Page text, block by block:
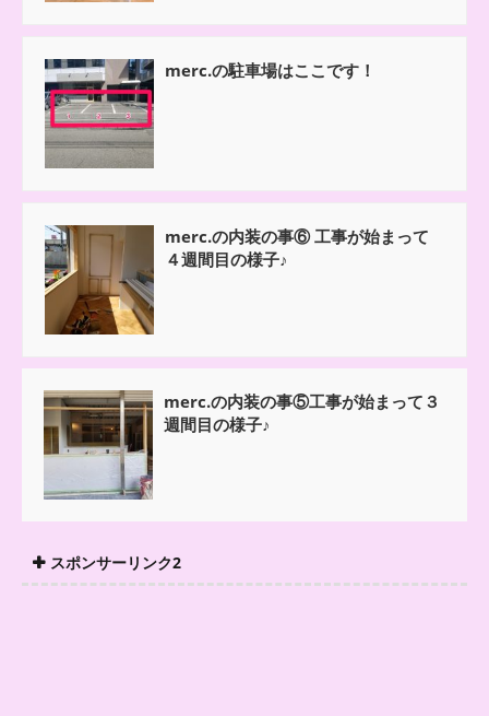
merc.の駐車場はここです！
merc.の内装の事⑥ 工事が始まって
４週間目の様子♪
merc.の内装の事⑤工事が始まって３
週間目の様子♪
スポンサーリンク2